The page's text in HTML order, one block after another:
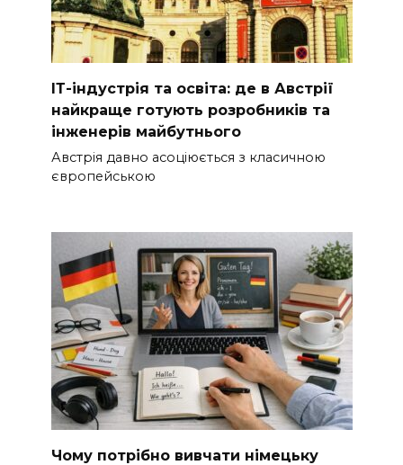
ІТ-індустрія та освіта: де в Австрії
найкраще готують розробників та
інженерів майбутнього
Австрія давно асоціюється з класичною
європейською
Чому потрібно вивчати німецьку